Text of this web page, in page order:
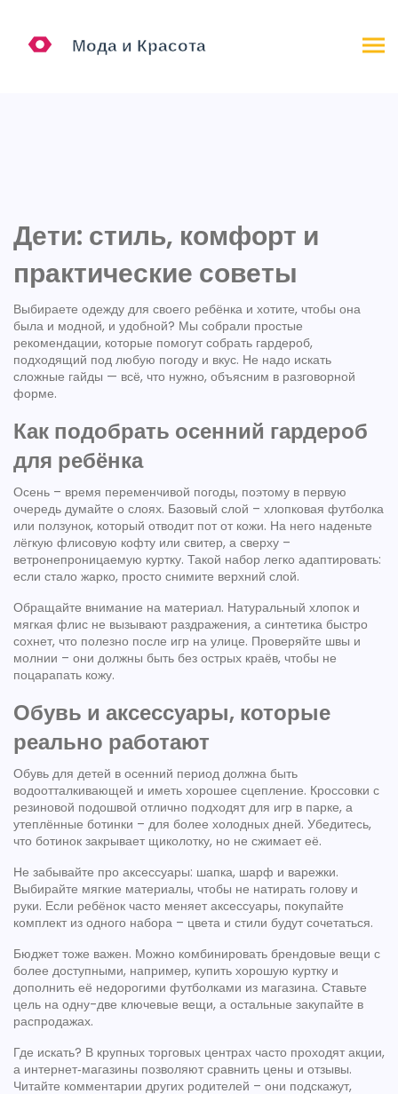
Дети: стиль, комфорт и
практические советы
Выбираете одежду для своего ребёнка и хотите, чтобы она
была и модной, и удобной? Мы собрали простые
рекомендации, которые помогут собрать гардероб,
подходящий под любую погоду и вкус. Не надо искать
сложные гайды — всё, что нужно, объясним в разговорной
форме.
Как подобрать осенний гардероб
для ребёнка
Осень – время переменчивой погоды, поэтому в первую
очередь думайте о слоях. Базовый слой – хлопковая футболка
или ползунок, который отводит пот от кожи. На него наденьте
лёгкую флисовую кофту или свитер, а сверху –
ветронепроницаемую куртку. Такой набор легко адаптировать:
если стало жарко, просто снимите верхний слой.
Обращайте внимание на материал. Натуральный хлопок и
мягкая флис не вызывают раздражения, а синтетика быстро
сохнет, что полезно после игр на улице. Проверяйте швы и
молнии – они должны быть без острых краёв, чтобы не
поцарапать кожу.
Обувь и аксессуары, которые
реально работают
Обувь для детей в осенний период должна быть
водоотталкивающей и иметь хорошее сцепление. Кроссовки с
резиновой подошвой отлично подходят для игр в парке, а
утеплённые ботинки – для более холодных дней. Убедитесь,
что ботинок закрывает щиколотку, но не сжимает её.
Не забывайте про аксессуары: шапка, шарф и варежки.
Выбирайте мягкие материалы, чтобы не натирать голову и
руки. Если ребёнок часто меняет аксессуары, покупайте
комплект из одного набора – цвета и стили будут сочетаться.
Бюджет тоже важен. Можно комбинировать брендовые вещи с
более доступными, например, купить хорошую куртку и
дополнить её недорогими футболками из магазина. Ставьте
цель на одну-две ключевые вещи, а остальные закупайте в
распродажах.
Где искать? В крупных торговых центрах часто проходят акции,
а интернет‑магазины позволяют сравнить цены и отзывы.
Читайте комментарии других родителей – они подскажут,